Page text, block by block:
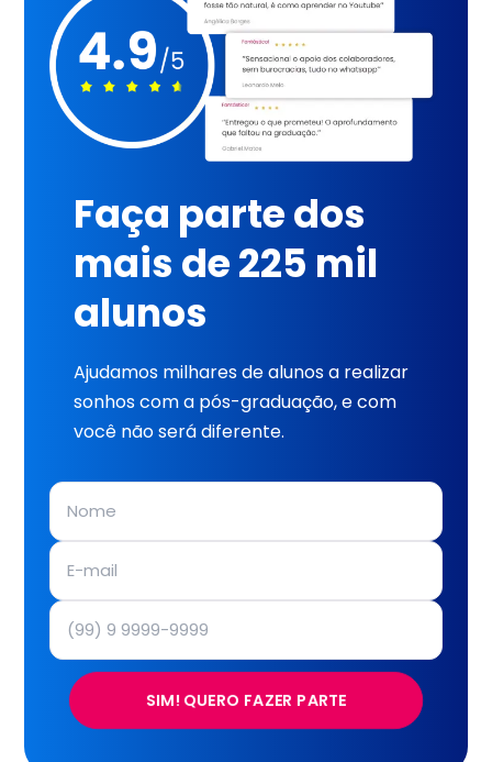
Faça parte dos
mais de 225 mil
alunos
Ajudamos milhares de alunos a realizar
sonhos com a pós-graduação, e com
você não será diferente.
SIM! QUERO FAZER PARTE